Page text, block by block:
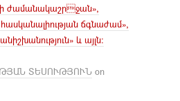
ժամանակաշրջան»,
ճգնաժամ»,
և այլն:
ՏԵՍՈՒԹՅՈՒՆ on